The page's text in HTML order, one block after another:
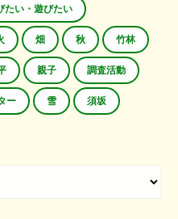
たい・遊びたい
畑 秋 竹林
親子 調査活動
ー 雪 須坂